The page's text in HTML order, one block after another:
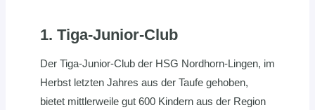
1. Tiga-Junior-Club
Der Tiga-Junior-Club der HSG Nordhorn-Lingen, im
Herbst letzten Jahres aus der Taufe gehoben,
bietet mittlerweile gut 600 Kindern aus der Region